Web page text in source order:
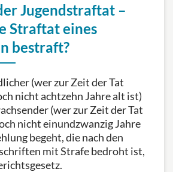
Jugendstraftat –
Straftat eines
bestraft?
(wer zur Zeit der Tat
nicht achtzehn Jahre alt ist)
(wer zur Zeit der Tat
nicht einundzwanzig Jahre
begeht, die nach den
mit Strafe bedroht ist,